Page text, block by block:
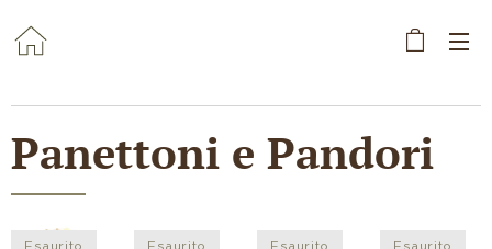
Panettoni e Pandori
Esaurito Esaurito Esaurito Esaurito